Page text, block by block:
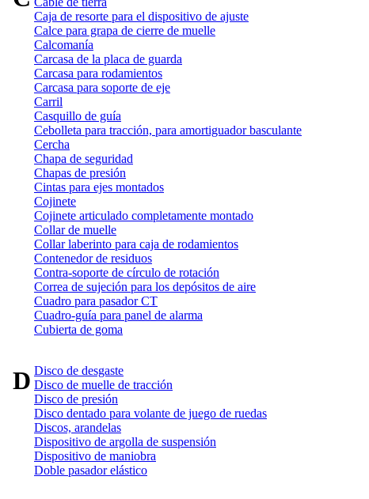
Caja de resorte para el dispositivo de ajuste
Calce para grapa de cierre de muelle
Calcomanía
Carcasa de la placa de guarda
Carcasa para rodamientos
Carcasa para soporte de eje
Carril
Casquillo de guía
Cebolleta para tracción, para amortiguador basculante
Cercha
Chapa de seguridad
Chapas de presión
Cintas para ejes montados
Cojinete
Cojinete articulado completamente montado
Collar de muelle
Collar laberinto para caja de rodamientos
Contenedor de residuos
Contra-soporte de círculo de rotación
Correa de sujeción para los depósitos de aire
Cuadro para pasador CT
Cuadro-guía para panel de alarma
Cubierta de goma
DDisco de desgaste
Disco de muelle de tracción
Disco de presión
Disco dentado para volante de juego de ruedas
Discos, arandelas
Dispositivo de argolla de suspensión
Dispositivo de maniobra
Doble pasador elástico